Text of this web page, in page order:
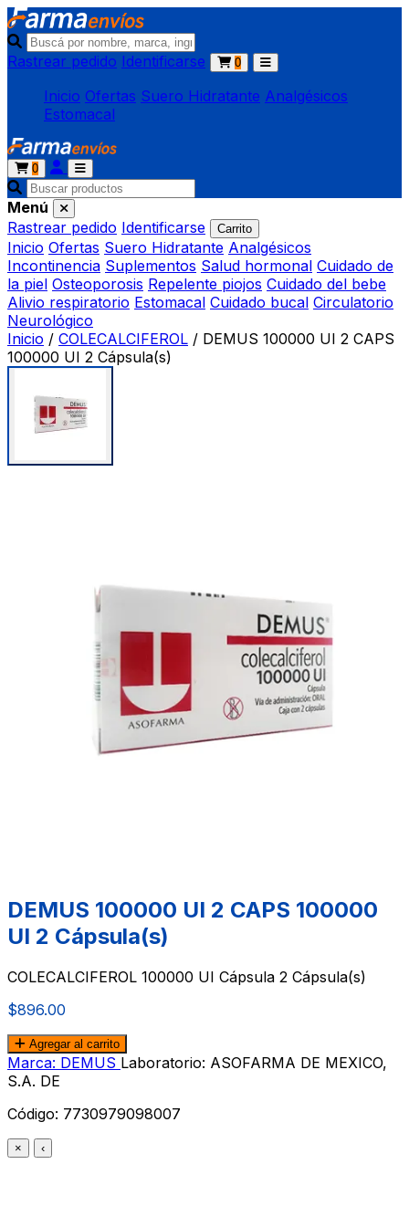
Rastrear pedido Identificarse 0
Inicio Ofertas Suero Hidratante Analgésicos
Estomacal
0
Menú
Rastrear pedido Identificarse Carrito
Inicio Ofertas Suero Hidratante Analgésicos
Incontinencia Suplementos Salud hormonal Cuidado de
la piel Osteoporosis Repelente piojos Cuidado del bebe
Alivio respiratorio Estomacal Cuidado bucal Circulatorio
Neurológico
Inicio / COLECALCIFEROL / DEMUS 100000 UI 2 CAPS
100000 UI 2 Cápsula(s)
DEMUS 100000 UI 2 CAPS 100000
UI 2 Cápsula(s)
COLECALCIFEROL 100000 UI Cápsula 2 Cápsula(s)
$896.00
Agregar al carrito
Marca: DEMUS Laboratorio: ASOFARMA DE MEXICO,
S.A. DE
Código: 7730979098007
× ‹